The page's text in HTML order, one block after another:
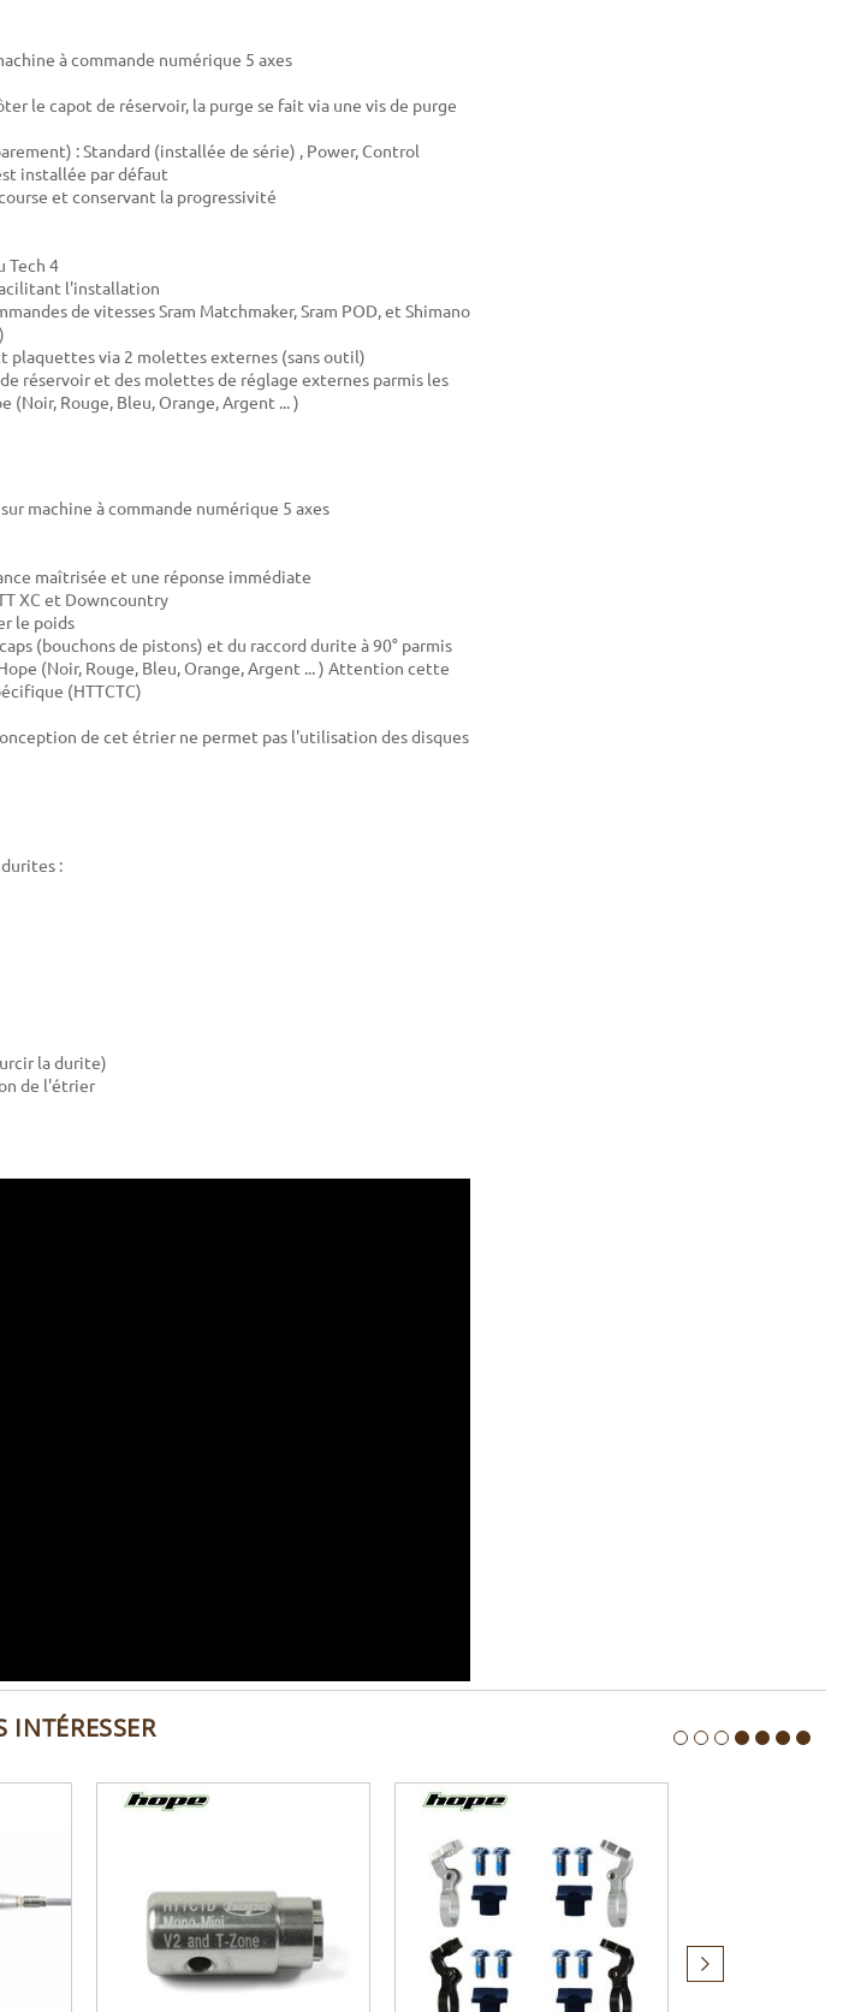
à commande numérique 5 axes
le capot de réservoir, la purge se fait via une vis de purge
: Standard (installée de série) , Power, Control
installée par défaut
et conservant la progressivité
Tech 4
l'installation
de vitesses Sram Matchmaker, Sram POD, et Shimano
plaquettes via 2 molettes externes (sans outil)
réservoir et des molettes de réglage externes parmis les
(Noir, Rouge, Bleu, Orange, Argent ... )
machine à commande numérique 5 axes
maîtrisée et une réponse immédiate
XC et Downcountry
le poids
(bouchons de pistons) et du raccord durite à 90° parmis
(Noir, Rouge, Bleu, Orange, Argent ... ) Attention cette
(HTTCTC)
de cet étrier ne permet pas l'utilisation des disques
:
la durite)
de l'étrier
suivant